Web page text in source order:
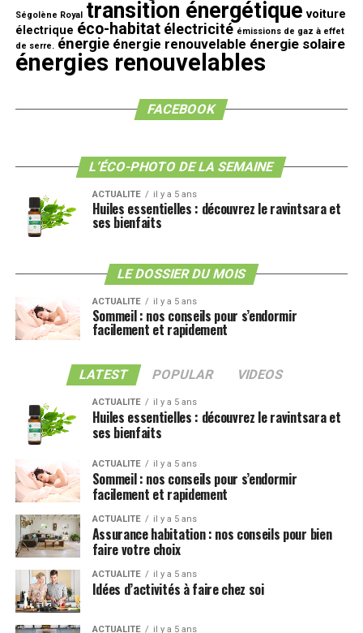
Ségolène Royal transition énergétique voiture
électrique éco-habitat électricité émissions de gaz à effet
de serre. énergie énergie renouvelable énergie solaire
énergies renouvelables
FACEBOOK
L’ÉCO-PHOTO DE LA SEMAINE
ACTUALITE il y a 5 ans
Huiles essentielles : découvrez le ravintsara et
ses bienfaits
LE DOSSIER DU MOIS
ACTUALITE il y a 5 ans
Sommeil : nos conseils pour s’endormir
facilement et rapidement
LATEST POPULAR VIDEOS
ACTUALITE il y a 5 ans
Huiles essentielles : découvrez le ravintsara et
ses bienfaits
ACTUALITE il y a 5 ans
Sommeil : nos conseils pour s’endormir
facilement et rapidement
ACTUALITE il y a 5 ans
Assurance habitation : nos conseils pour bien
faire votre choix
ACTUALITE il y a 5 ans
Idées d’activités à faire chez soi
ACTUALITE il y a 5 ans